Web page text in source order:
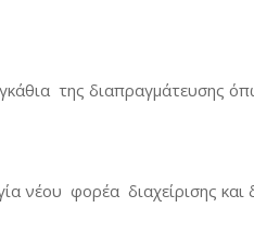
της διαπραγμάτευσης
νέου φορέα διαχείρισης